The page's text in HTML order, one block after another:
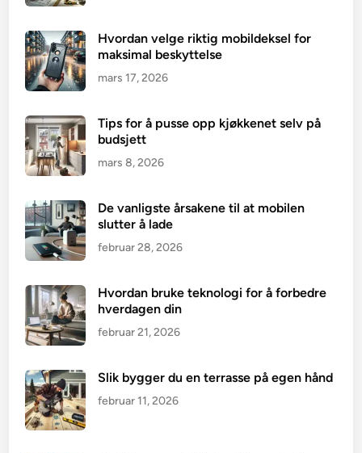
Hvordan velge riktig mobildeksel for
maksimal beskyttelse
mars 17, 2026
Tips for å pusse opp kjøkkenet selv på
budsjett
mars 8, 2026
De vanligste årsakene til at mobilen
slutter å lade
februar 28, 2026
Hvordan bruke teknologi for å forbedre
hverdagen din
februar 21, 2026
Slik bygger du en terrasse på egen hånd
februar 11, 2026